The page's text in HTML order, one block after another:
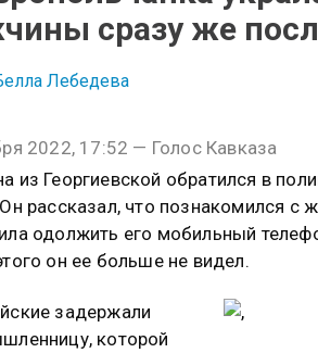
сразу же
Лебедева
2022, 17:52 — Голос Кавказа
из Георгиевской обратился в
рассказал, что познакомился с
одолжить его мобильный
он ее больше не видел.
задержали
которой